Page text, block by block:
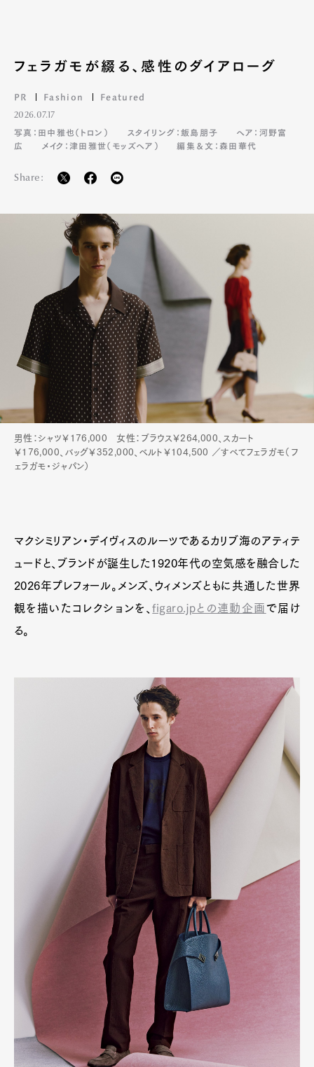
フェラガモが綴る、感性のダイアローグ
PR Fashion Featured
2026.07.17
写真：田中雅也（トロン）
スタイリング：飯島朋子
ヘア：河野富
広
メイク：津田雅世（モッズヘア） 編集＆文：森田華代
Share:
男性：シャツ￥176,000 女性：ブラウス￥264,000、スカート
￥176,000、バッグ￥352,000、ベルト￥104,500 ／すべてフェラガモ（フ
ェラガモ・ジャパン）
マクシミリアン・デイヴィスのルーツであるカリブ海のアティテ
ュードと、ブランドが誕生した1920年代の空気感を融合した
2026年プレフォール。メンズ、ウィメンズともに共通した世界
観を描いたコレクションを、figaro.jpとの連動企画 で届け
る。